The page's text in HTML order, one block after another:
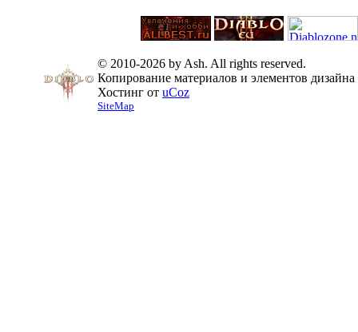
© 2010-2026 by Ash. All rights reserved.
Копирование материалов и элементов
Хостинг от uCoz
SiteMap